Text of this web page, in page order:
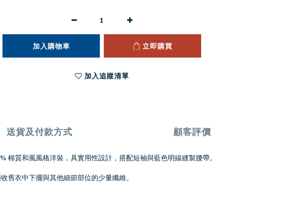
加入購物車 立即購買
加入追蹤清單
送貨及付款方式 顧客評價
質和風風格洋裝，具實用性設計，搭配短袖與藍色明線縫製腰帶。
舊衣中下擺與其他細節部位的少量纖維。